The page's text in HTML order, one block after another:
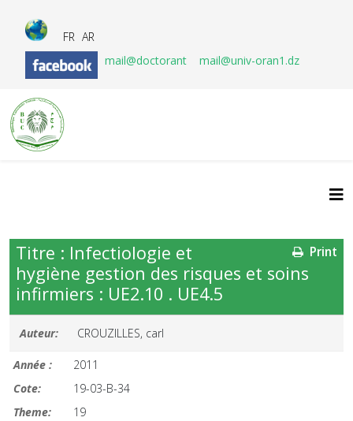
FR AR
mail@doctorant
mail@univ-oran1.dz
Print
Titre : Infectiologie et
hygiène gestion des risques et soins
infirmiers : UE2.10 . UE4.5
Auteur: CROUZILLES, carl
Année :
2011
Cote:
19-03-B-34
Theme:
19